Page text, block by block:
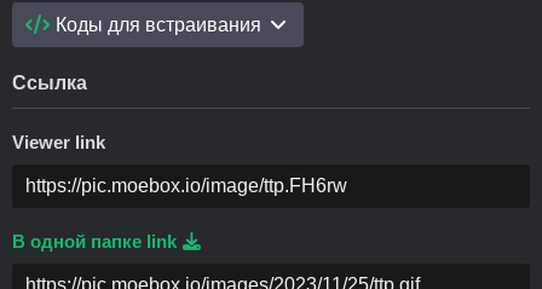
Коды для встраивания
Ссылка
Viewer link
В одной папке link